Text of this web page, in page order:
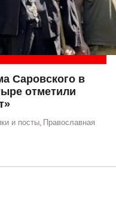
Саровского в
отметили
и посты Православная